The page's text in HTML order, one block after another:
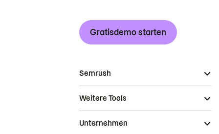
Gratisdemo starten
Semrush
Weitere Tools
Unternehmen